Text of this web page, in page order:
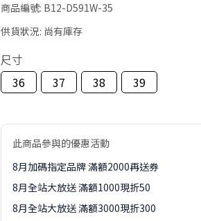
商品編號: B12-D591W-35
供貨狀況: 尚有庫存
尺寸
36
37 38 39
此商品參與的優惠活動
8月加碼指定品牌 滿額2000再送券
8月全站大放送 滿額1000現折50
8月全站大放送 滿額3000現折300